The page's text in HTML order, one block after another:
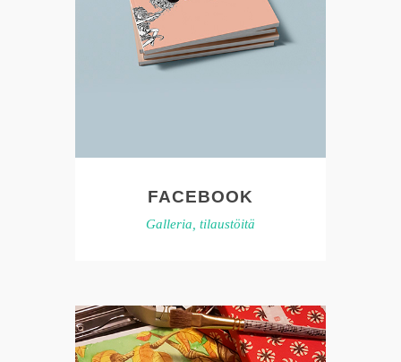
FACEBOOK
Galleria, tilaustöitä